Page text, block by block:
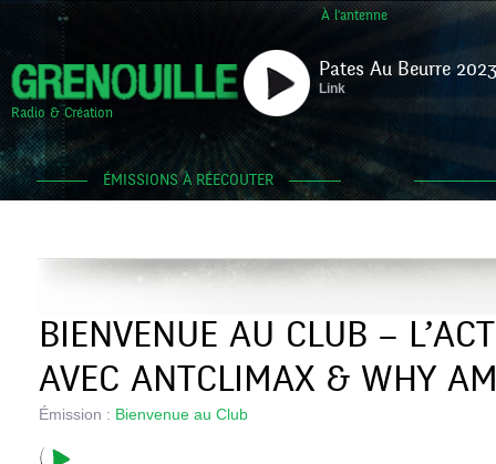
À l'antenne
Radio & Création
Pates Au Beurre
Link
ÉMISSIONS À RÉECOUTER
BIENVENUE AU CLUB –
AVEC ANTCLIMAX & WHY
Émission : Bienvenue au Club